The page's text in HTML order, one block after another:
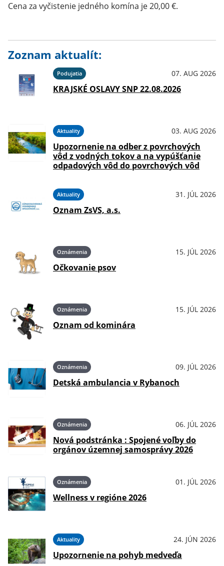
Cena za vyčistenie jedného komína je 20,00 €.
Zoznam aktualít:
Podujatia 07. AUG 2026
KRAJSKÉ OSLAVY SNP 22.08.2026
Aktuality 03. AUG 2026
Upozornenie na odber z povrchových
vôd z vodných tokov a na vypúšťanie
odpadových vôd do povrchových vôd
Aktuality 31. JÚL 2026
Oznam ZsVS, a.s.
Oznámenia 15. JÚL 2026
Očkovanie psov
Oznámenia 15. JÚL 2026
Oznam od kominára
Oznámenia 09. JÚL 2026
Detská ambulancia v Rybanoch
Oznámenia 06. JÚL 2026
Nová podstránka : Spojené voľby do
orgánov územnej samosprávy 2026
Oznámenia 01. JÚL 2026
Wellness v regióne 2026
Aktuality 24. JÚN 2026
Upozornenie na pohyb medveďa